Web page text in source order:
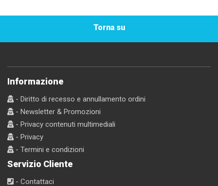
Torna su
Informazione
- Diritto di recesso e annullamento ordini
- Newsletter & Promozioni
- Privacy contenuti multimediali
- Privacy
- Termini e condizioni
Servizio Cliente
- Contattaci